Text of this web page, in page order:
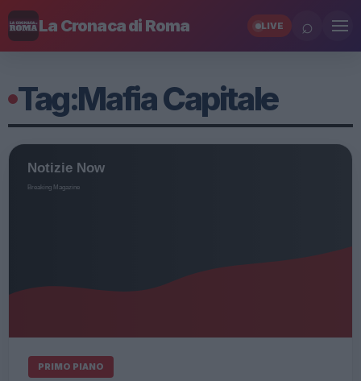
La Cronaca di Roma LIVE ⌕
Tag:Mafia Capitale
PRIMO PIANO